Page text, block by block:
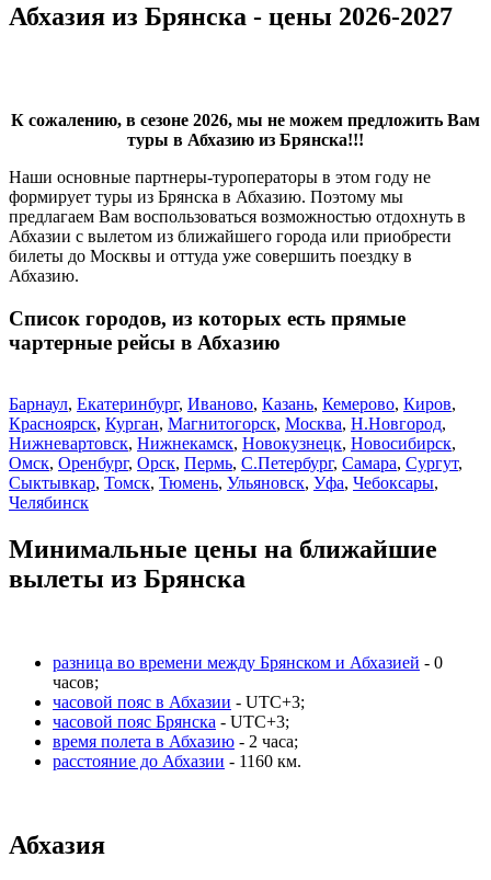
Абхазия из Брянска - цены 2026-2027
К сожалению, в сезоне 2026, мы не можем предложить Вам
туры в Абхазию из Брянска!!!
Наши основные партнеры-туроператоры в этом году не
формирует туры из Брянска в Абхазию. Поэтому мы
предлагаем Вам воспользоваться возможностью отдохнуть в
Абхазии с вылетом из ближайшего города или приобрести
билеты до Москвы и оттуда уже совершить поездку в
Абхазию.
Список городов, из которых есть прямые
чартерные рейсы в Абхазию
Барнаул, Екатеринбург, Иваново, Казань, Кемерово, Киров,
Красноярск, Курган, Магнитогорск, Москва, Н.Новгород,
Нижневартовск, Нижнекамск, Новокузнецк, Новосибирск,
Омск, Оренбург, Орск, Пермь, С.Петербург, Самара, Сургут,
Сыктывкар, Томск, Тюмень, Ульяновск, Уфа, Чебоксары,
Челябинск
Минимальные цены на ближайшие
вылеты из Брянска
разница во времени между Брянском и Абхазией - 0
часов;
часовой пояс в Абхазии - UTC+3;
часовой пояс Брянска - UTC+3;
время полета в Абхазию - 2 часа;
расстояние до Абхазии - 1160 км.
Абхазия